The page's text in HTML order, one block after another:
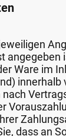
angegeben
Ware im
innerhalb
dass an